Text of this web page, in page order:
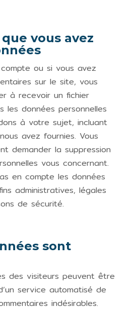
vous avez
ou si vous avez
sur le site, vous
à recevoir un fichier
les données personnelles
à votre sujet, incluant
avez fournies. Vous
demander la suppression
vous concernant.
en compte les données
administratives, légales
de sécurité.
sont
des visiteurs peuvent être
service automatisé de
indésirables.